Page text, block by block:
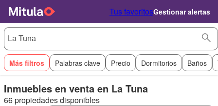
Tus favoritosGestionar alertas
Más filtros Palabras clave Precio Dormitorios Baños
Inmuebles en venta en La Tuna
66 propiedades disponibles